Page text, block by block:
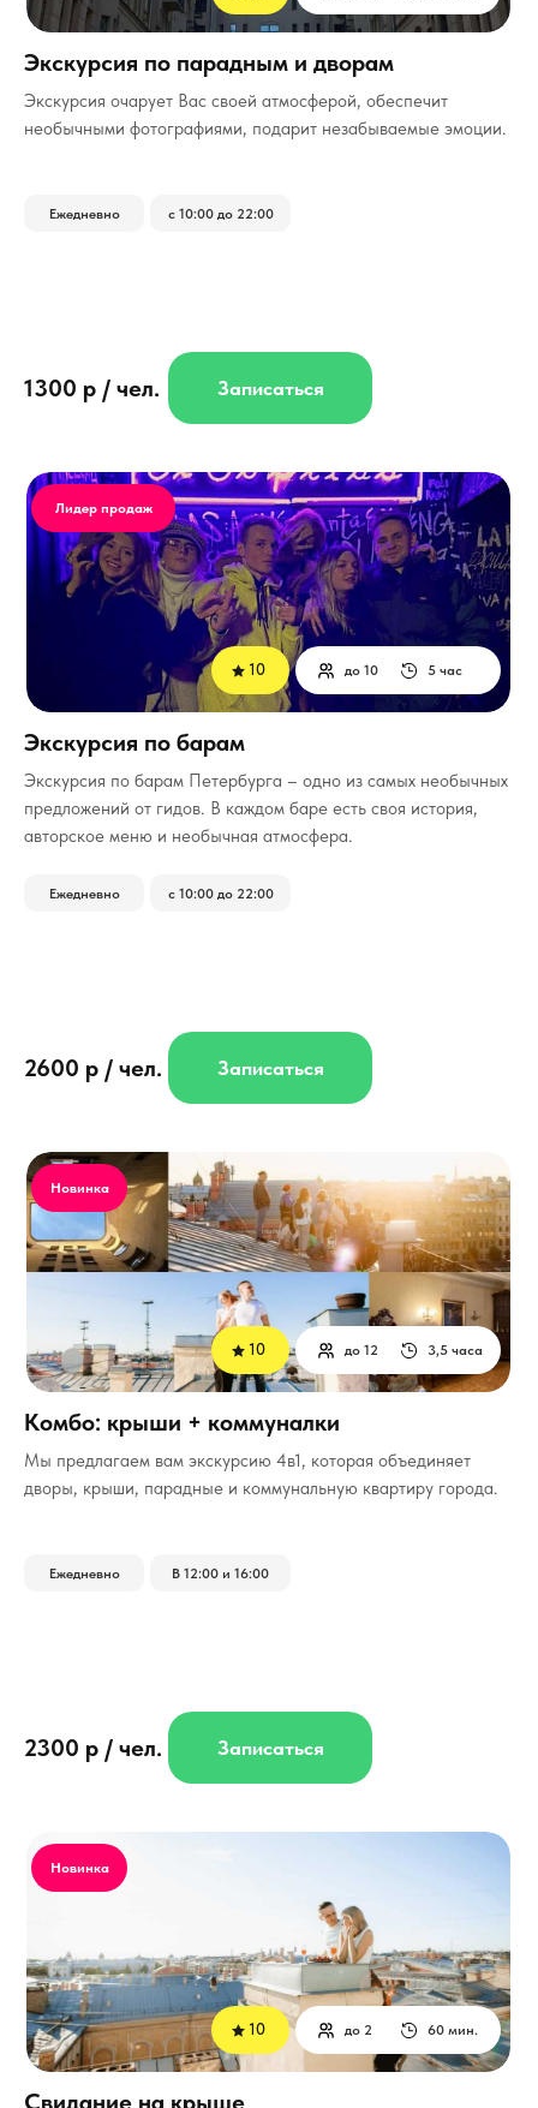
­Экскурсия по барам Петербурга – одно из самых необычных
предложений от гидов. В каждом баре есть своя история,
авторское меню и необычная атмосфера.
2600 р / чел.
5 час
до 10
Ежедневно с 10:00 до 22:00
Лидер продаж
Записаться
Экскурсия по барам
10
Мы предлагаем вам экскурсию 4в1, которая объединяет
дворы, крыши, парадные и коммунальную квартиру города.
2300 р / чел.
3,5 часа
до 12
Ежедневно В 12:00 и 16:00
Новинка
Записаться
Комбо: крыши + коммуналки
10
60 мин.
до 2
Новинка
Свидание на крыше
10
Экскурсия очарует Вас своей атмосферой, обеспечит
необычными фотографиями, подарит незабываемые эмоции.
Ежедневно с 10:00 до 22:00
1300 р / чел. Записаться
Экскурсия по парадным и дворам